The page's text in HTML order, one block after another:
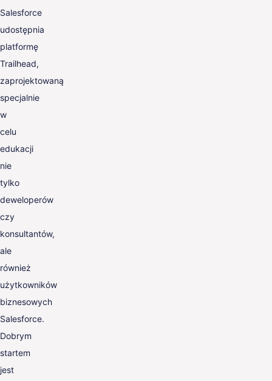
Salesforce
udostępnia
platformę
Trailhead,
zaprojektowaną
specjalnie
w
celu
edukacji
nie
tylko
deweloperów
czy
konsultantów,
ale
również
użytkowników
biznesowych
Salesforce.
Dobrym
startem
jest